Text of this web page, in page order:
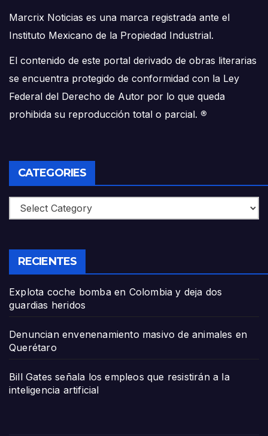
Marcrix Noticias es una marca registrada ante el
Instituto Mexicano de la Propiedad Industrial.
El contenido de este portal derivado de obras literarias
se encuentra protegido de conformidad con la Ley
Federal del Derecho de Autor por lo que queda
prohibida su reproducción total o parcial. ®
CATEGORIES
Categories
RECIENTES
Explota coche bomba en Colombia y deja dos
guardias heridos
Denuncian envenenamiento masivo de animales en
Querétaro
Bill Gates señala los empleos que resistirán a la
inteligencia artificial